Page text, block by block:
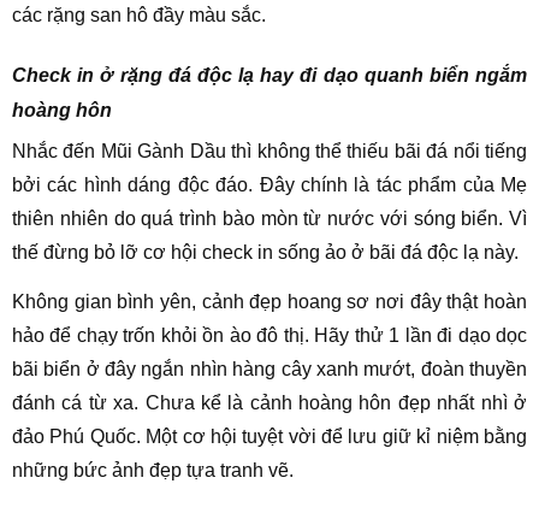
các rặng san hô đầy màu sắc.
Check in ở rặng đá độc lạ hay đi dạo quanh biển ngắm
hoàng hôn
Nhắc đến Mũi Gành Dầu thì không thể thiếu bãi đá nổi tiếng
bởi các hình dáng độc đáo. Đây chính là tác phẩm của Mẹ
thiên nhiên do quá trình bào mòn từ nước với sóng biển. Vì
thế đừng bỏ lỡ cơ hội check in sống ảo ở bãi đá độc lạ này.
Không gian bình yên, cảnh đẹp hoang sơ nơi đây thật hoàn
hảo để chạy trốn khỏi ồn ào đô thị. Hãy thử 1 lần đi dạo dọc
bãi biển ở đây ngắn nhìn hàng cây xanh mướt, đoàn thuyền
đánh cá từ xa. Chưa kể là cảnh hoàng hôn đẹp nhất nhì ở
đảo Phú Quốc. Một cơ hội tuyệt vời để lưu giữ kỉ niệm bằng
những bức ảnh đẹp tựa tranh vẽ.